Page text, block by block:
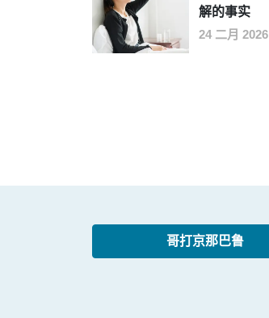
解的事实
24 二月 2026
哥打京那巴鲁